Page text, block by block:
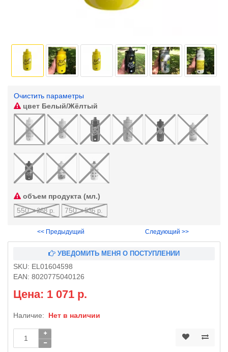
Очистить параметры
цвет Белый/Жёлтый
объем продукта (мл.)
550 +268 р. 750 +536 р.
<< Предыдущий Следующий >>
УВЕДОМИТЬ МЕНЯ О ПОСТУПЛЕНИИ
SKU: EL01604598
EAN: 8020775040126
Цена: 1 071 р.
Наличие: Нет в наличии